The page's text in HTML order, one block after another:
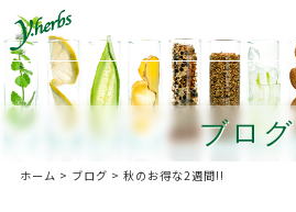
ブログ
ホーム > ブログ > 秋のお得な2週間!!